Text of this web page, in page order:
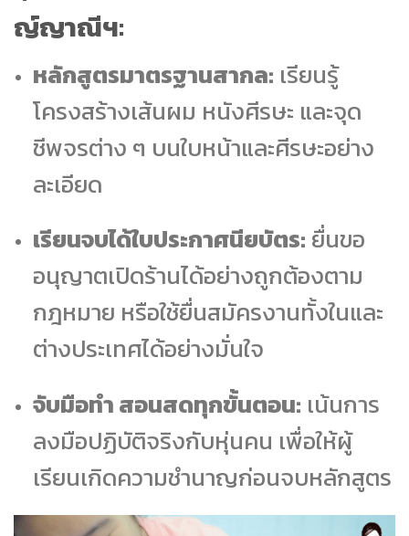
ญ์ญาณีฯ:
หลักสูตรมาตรฐานสากล: เรียนรู้
โครงสร้างเส้นผม หนังศีรษะ และจุด
ชีพจรต่าง ๆ บนใบหน้าและศีรษะอย่าง
ละเอียด
เรียนจบได้ใบประกาศนียบัตร: ยื่นขอ
อนุญาตเปิดร้านได้อย่างถูกต้องตาม
กฎหมาย หรือใช้ยื่นสมัครงานทั้งในและ
ต่างประเทศได้อย่างมั่นใจ
จับมือทำ สอนสดทุกขั้นตอน: เน้นการ
ลงมือปฏิบัติจริงกับหุ่นคน เพื่อให้ผู้
เรียนเกิดความชำนาญก่อนจบหลักสูตร